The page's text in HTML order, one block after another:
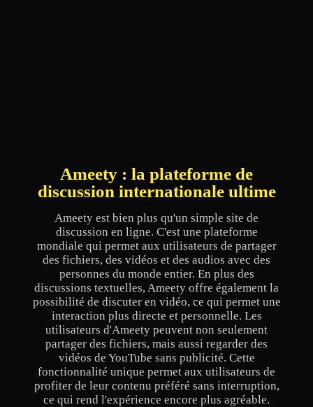
Ameety : la plateforme de
discussion internationale ultime
Ameety est bien plus qu'un simple site de
discussion en ligne. C'est une plateforme
mondiale qui permet aux utilisateurs de partager
des fichiers, des vidéos et des audios avec des
personnes du monde entier. En plus des
discussions textuelles, Ameety offre également la
possibilité de discuter en vidéo, ce qui permet une
interaction plus directe et personnelle. Les
utilisateurs d'Ameety peuvent non seulement
partager des fichiers, mais aussi regarder des
vidéos de YouTube sans publicité. Cette
fonctionnalité unique permet aux utilisateurs de
profiter de leur contenu préféré sans interruption,
ce qui rend l'expérience encore plus agréable.